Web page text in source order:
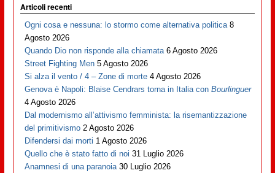
Articoli recenti
Ogni cosa e nessuna: lo stormo come alternativa politica 8
Agosto 2026
Quando Dio non risponde alla chiamata 6 Agosto 2026
Street Fighting Men 5 Agosto 2026
Si alza il vento / 4 – Zone di morte 4 Agosto 2026
Genova è Napoli: Blaise Cendrars torna in Italia conBourlinguer
4 Agosto 2026
Dal modernismo all’attivismo femminista: la risemantizzazione
del primitivismo 2 Agosto 2026
Difendersi dai morti 1 Agosto 2026
Quello che è stato fatto di noi 31 Luglio 2026
Anamnesi di una paranoia 30 Luglio 2026